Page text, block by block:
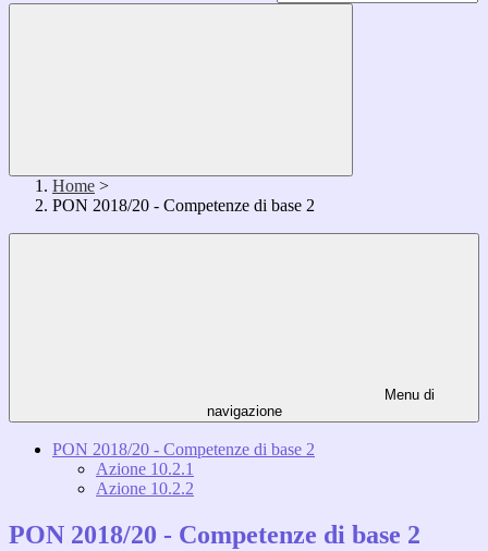
Home >
PON 2018/20 - Competenze di base 2
Menu di
navigazione
PON 2018/20 - Competenze di base 2
Azione 10.2.1
Azione 10.2.2
PON 2018/20 - Competenze di base 2